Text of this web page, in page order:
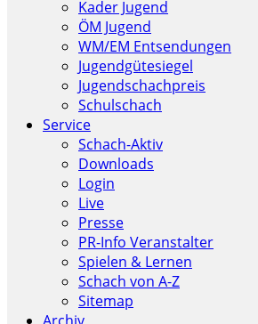
Kader Jugend
ÖM Jugend
WM/EM Entsendungen
Jugendgütesiegel
Jugendschachpreis
Schulschach
Service
Schach-Aktiv
Downloads
Login
Live
Presse
PR-Info Veranstalter
Spielen & Lernen
Schach von A-Z
Sitemap